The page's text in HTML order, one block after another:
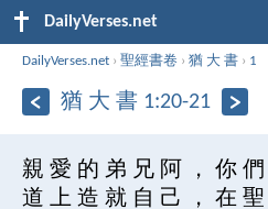
DailyVerses.net
DailyVerses.net ›聖經書卷 ›猶 大 書 › 1
猶 大 書 1:20-21
親 愛 的 弟 兄 阿 ， 你
道 上 造 就 自 己 ， 在